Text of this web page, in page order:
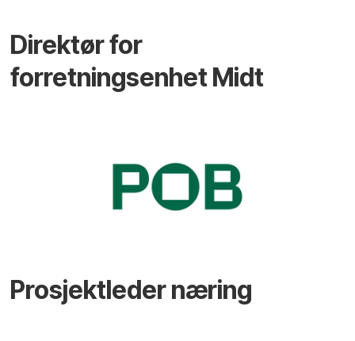
Direktør for
forretningsenhet Midt
Prosjektleder næring